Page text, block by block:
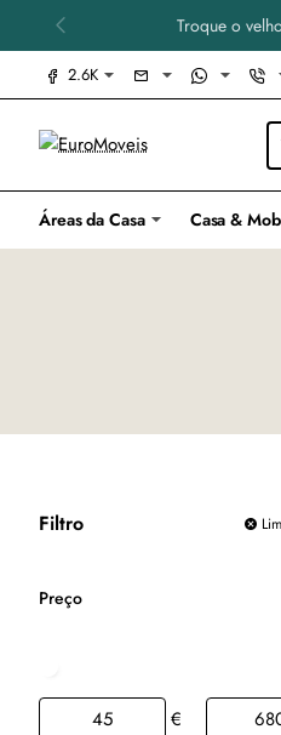
Troque o
2.6K
Áreas da Casa Casa &
Filtro
Preço
€